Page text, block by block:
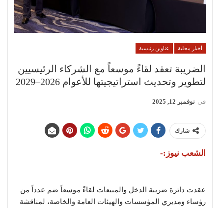
أخبار محلية عناوين رئيسية
الضريبة تعقد لقاءً موسعاً مع الشركاء الرئيسيين
لتطوير وتحديث استراتيجيتها للأعوام 2026–2029
في نوفمبر 12, 2025
شارك
الشعب نيوز:-
عقدت دائرة ضريبة الدخل والمبيعات لقاءً موسعاً ضم عدداً من
رؤساء ومديري المؤسسات والهيئات العامة والخاصة، لمناقشة